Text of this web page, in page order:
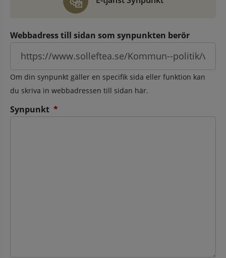
Webbadress till sidan som synpunkten berör
Om din synpunkt gäller en specifik sida eller funktion kan
du skriva in webbadressen till sidan här.
Synpunkt *